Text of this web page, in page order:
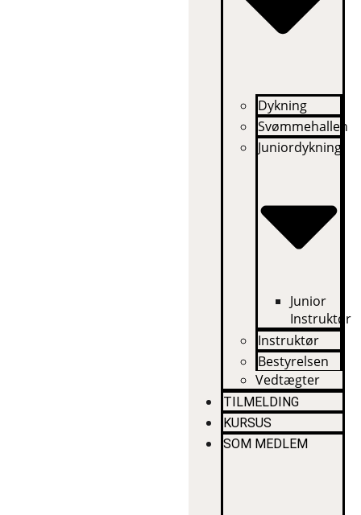
Dykning
Svømmehallen
Juniordykning
Junior
Instruktør
Instruktør
Bestyrelsen
Vedtægter
TILMELDING
KURSUS
SOM MEDLEM